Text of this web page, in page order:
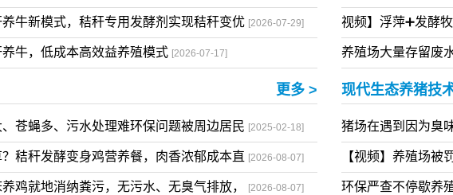
肉羊旺长营养素改变我的育肥模式[2026-07-30]
牛！替代大半精料，降本增收农户都在用[2026-07-29]
牛新模式，秸秆专用发酵剂实现秸秆变优[2026-07-29]
牛，低成本高效益养殖模式
家禽出栏前药残的
养殖人对高效率污
视频】浮萍➕发酵
养殖场大量存留废
更多 >
苍蝇多、污水处理难环保问题被周边居民[2025-02-18]
现代生态养猪技
猪场在遇到因为臭